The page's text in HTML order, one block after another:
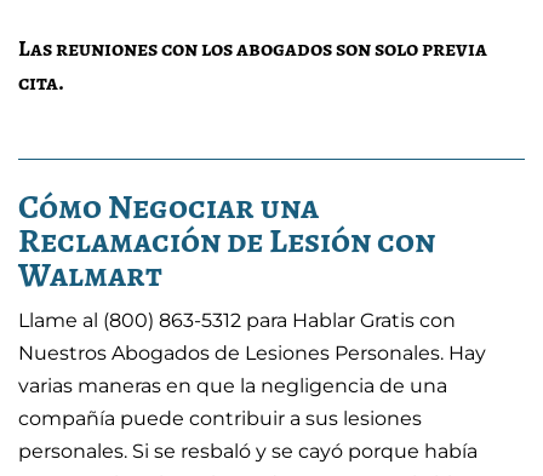
Las reuniones con los abogados son solo previa
cita.
Cómo Negociar una
Reclamación de Lesión con
Walmart
Llame al (800) 863-5312 para Hablar Gratis con
Nuestros Abogados de Lesiones Personales. Hay
varias maneras en que la negligencia de una
compañía puede contribuir a sus lesiones
personales. Si se resbaló y se cayó porque había